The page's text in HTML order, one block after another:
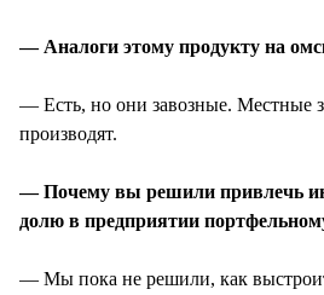
— Аналоги этому продукту на
— Есть, но они завозные. Местные
производят.
— Почему вы решили привлечь
долю в предприятии
— Мы пока не решили, как